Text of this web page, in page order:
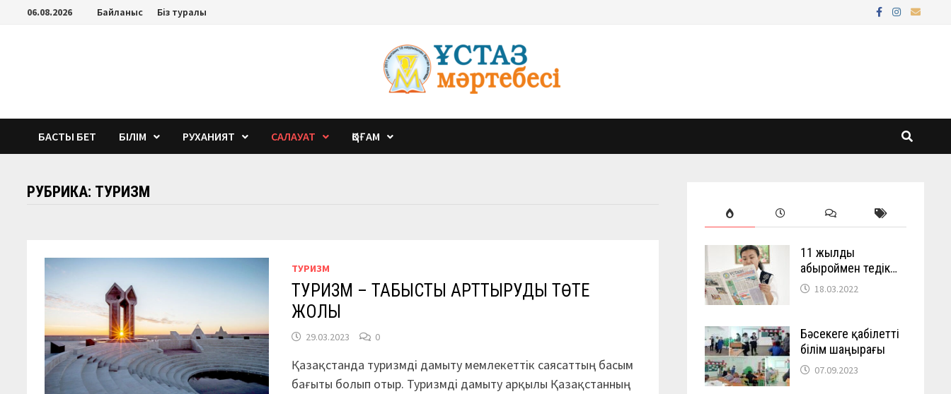
Перейти06.08.2026 Байланыс Біз туралы
БАСТЫ БЕТ БІЛІМ РУХАНИЯТ САЛАУАТ ҚОҒАМ
РУБРИКА: ТУРИЗМ
ТУРИЗМ
ТУРИЗМ – ТАБЫСТЫ АРТТЫРУДЫҢ ТӨТЕ
ЖОЛЫ
29.03.2023 0
Қазақстанда туризмді дамыту мемлекеттік саясаттың басым
бағыты болып отыр. Туризмді дамыту арқылы Қазақстанның
11 жылды
абыроймен өтедік…
18.03.2022
Бәсекеге қабілетті
білім шаңырағы
07.09.2023